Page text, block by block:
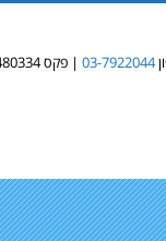
03-7922044 | פקס 03-6480334